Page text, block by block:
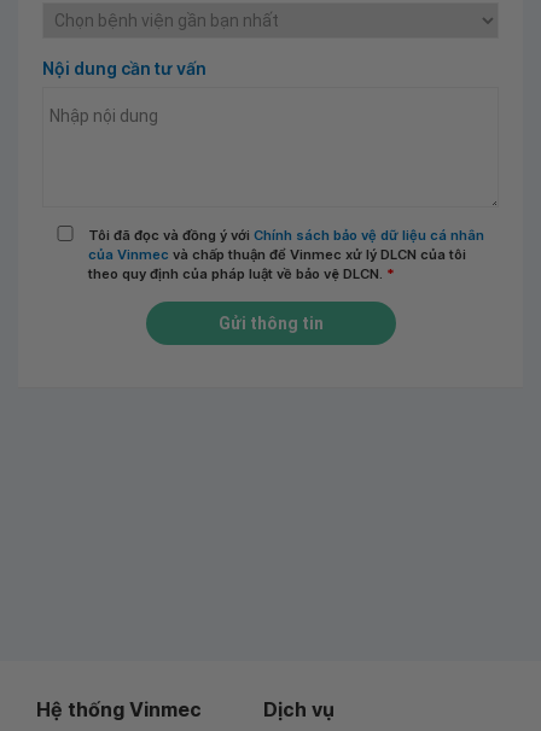
Nội dung cần tư vấn
Tôi đã đọc và đồng ý với Chính sách bảo vệ dữ liệu cá nhân
của Vinmec và chấp thuận để Vinmec xử lý DLCN của tôi
theo quy định của pháp luật về bảo vệ DLCN. *
Gửi thông tin
Hệ thống Vinmec Dịch vụ